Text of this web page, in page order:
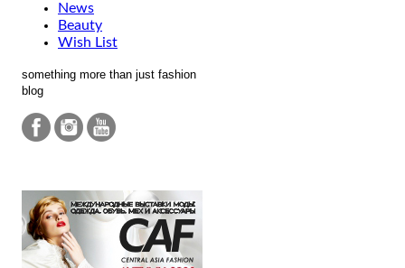
News
Beauty
Wish List
something more than just fashion
blog